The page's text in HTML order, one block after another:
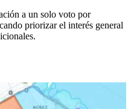
a un solo voto por
priorizar el interés general